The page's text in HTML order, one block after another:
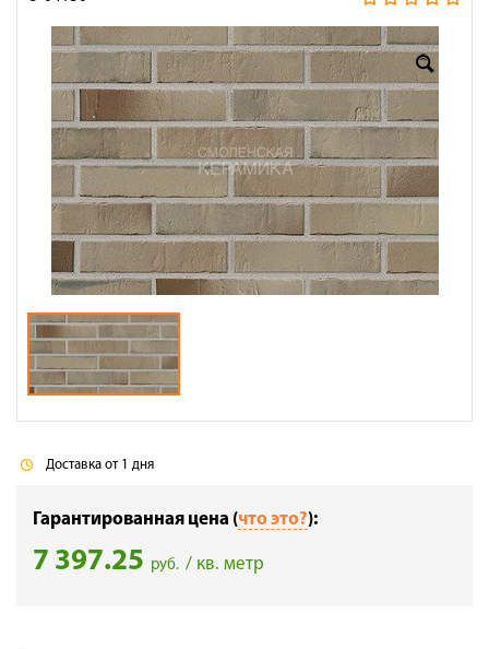
Доставка
Сотрудничество
Галерея объектов
Контакты
Доставка от 1 дня
Гарантированная цена (что это?):
7 397.25 руб. / кв. метр